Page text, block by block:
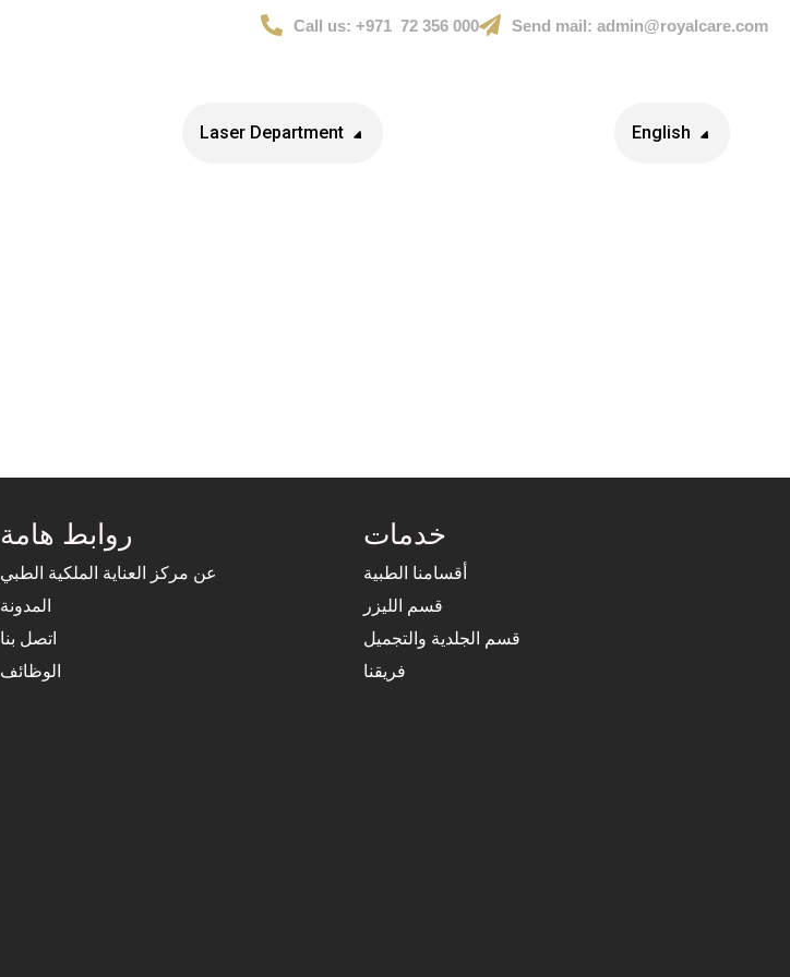
Send mail: admin@royalcare.com
Call us: +971 72 356 000
Laser Department English
عن مركز العناية الملكية الطبي
المدونة
اتصل بنا
الوظائف
خدمات
أقسامنا الطبية
قسم الليزر
قسم الجلدية والتجميل
فريقنا